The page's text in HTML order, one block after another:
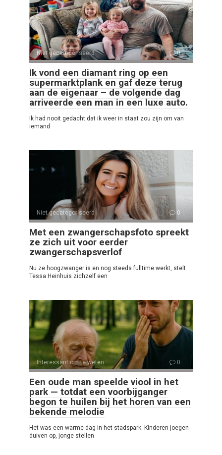
Niet gecategoriseerd 0
Ik vond een diamant ring op een
supermarktplank en gaf deze terug
aan de eigenaar – de volgende dag
arriveerde een man in een luxe auto.
Ik had nooit gedacht dat ik weer in staat zou zijn om van
iemand
Niet gecategoriseerd 0
Met een zwangerschapsfoto spreekt
ze zich uit voor eerder
zwangerschapsverlof
Nu ze hoogzwanger is en nog steeds fulltime werkt, stelt
Tessa Heinhuis zichzelf een
Interessant om te weten 0
Een oude man speelde viool in het
park — totdat een voorbijganger
begon te huilen bij het horen van een
bekende melodie
Het was een warme dag in het stadspark. Kinderen joegen
duiven op, jonge stellen